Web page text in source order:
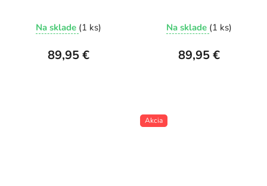
Na sklade (1 ks)
89,95 €
Na sklade (1 ks)
89,95 €
Akcia